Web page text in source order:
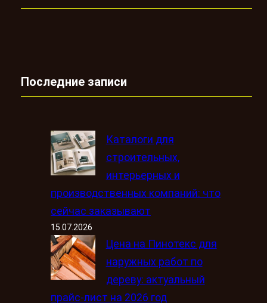
Последние записи
Каталоги для
строительных,
интерьерных и
производственных компаний: что
сейчас заказывают
15.07.2026
Цена на Пинотекс для
наружных работ по
дереву: актуальный
прайс-лист на 2026 год